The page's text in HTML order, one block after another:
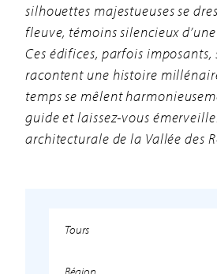
silhouettes majestueuses se
fleuve, témoins silencieux
Ces édifices, parfois
racontent une histoire
temps se mêlent
guide et laissez-vous
architecturale de la Vallée des